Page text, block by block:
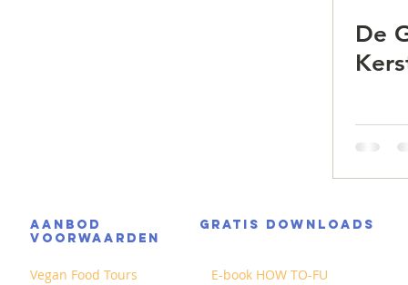
De
AANBOD
GRATIS DOWNLOADS
VOORWAARDEN
Vegan Food Tours
E-book HOW TO-FU